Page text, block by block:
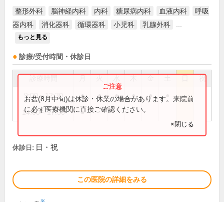
整形外科 脳神経内科 内科 糖尿病内科 血液内科
呼吸
器内科
消化器科 循環器科 小児科 乳腺外科
もっと見る
診療/受付時間・休診日
祝
9:00～12:30 ● ● ● ● ●
14:00～17:30 ●
お盆(8月中旬)は休診・休業の場合があります。来院前
に必ず医療機関に直接ご確認ください。
×閉じる
休診日: 日・祝
この医院の詳細をみる